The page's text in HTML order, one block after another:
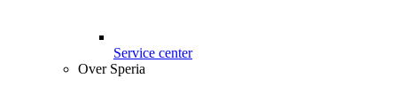
Service center
Over Speria